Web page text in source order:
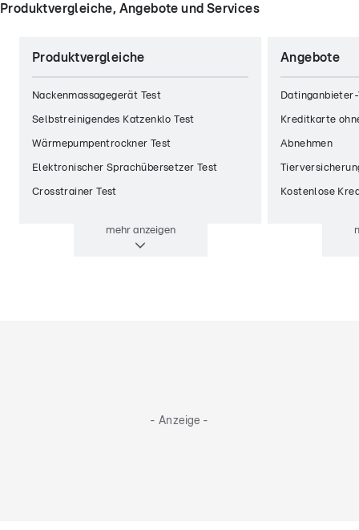
Produktvergleiche, Angebote und Services
Produktvergleiche
Nackenmassagegerät Test
Selbstreinigendes Katzenklo Test
Wärmepumpentrockner Test
Elektronischer Sprachübersetzer Test
Crosstrainer Test
mehranzeigen
Angebote
Kreditkarte
Abnehmen
Kostenlose
- Anzeige -